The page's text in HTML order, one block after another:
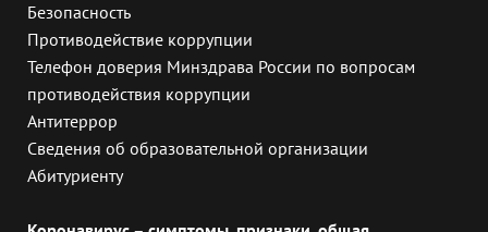
Безопасность
Противодействие коррупции
Телефон доверия Минздрава России по вопросам
противодействия коррупции
Антитеррор
Сведения об образовательной организации
Абитуриенту